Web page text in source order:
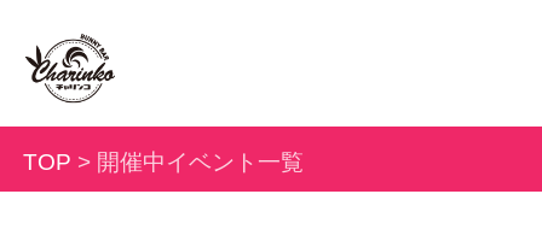
TOP > 開催中イベント一覧